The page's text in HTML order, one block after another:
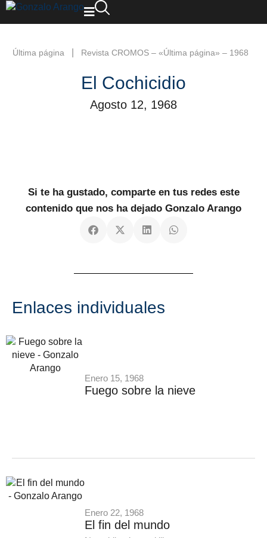
Última página Revista CROMOS – «Última página» – 1968
El Cochicidio
Agosto 12, 1968
Si te ha gustado, comparte en tus redes este
contenido que nos ha dejado Gonzalo Arango
Enlaces individuales
Enero 15, 1968
Fuego sobre la nieve
Enero 22, 1968
El fin del mundo